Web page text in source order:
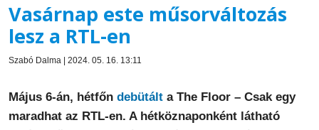
Vasárnap este műsorváltozás
lesz a RTL-en
Szabó Dalma | 2024. 05. 16. 13:11
Május 6-án, hétfőn debütált a The Floor – Csak egy
maradhat az RTL-en. A hétköznaponként látható